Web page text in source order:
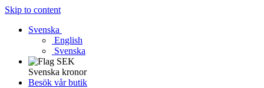
Skip to content
Svenska
English
Svenska
Svenska kronor
Besök vår butik